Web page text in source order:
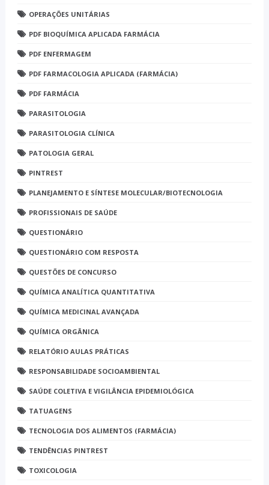
OPERAÇÕES UNITÁRIAS
PDF BIOQUÍMICA APLICADA FARMÁCIA
PDF ENFERMAGEM
PDF FARMACOLOGIA APLICADA (FARMÁCIA)
PDF FARMÁCIA
PARASITOLOGIA
PARASITOLOGIA CLÍNICA
PATOLOGIA GERAL
PINTREST
PLANEJAMENTO E SÍNTESE MOLECULAR/BIOTECNOLOGIA
PROFISSIONAIS DE SAÚDE
QUESTIONÁRIO
QUESTIONÁRIO COM RESPOSTA
QUESTÕES DE CONCURSO
QUÍMICA ANALÍTICA QUANTITATIVA
QUÍMICA MEDICINAL AVANÇADA
QUÍMICA ORGÂNICA
RELATÓRIO AULAS PRÁTICAS
RESPONSABILIDADE SOCIOAMBIENTAL
SAÚDE COLETIVA E VIGILÂNCIA EPIDEMIOLÓGICA
TATUAGENS
TECNOLOGIA DOS ALIMENTOS (FARMÁCIA)
TENDÊNCIAS PINTREST
TOXICOLOGIA